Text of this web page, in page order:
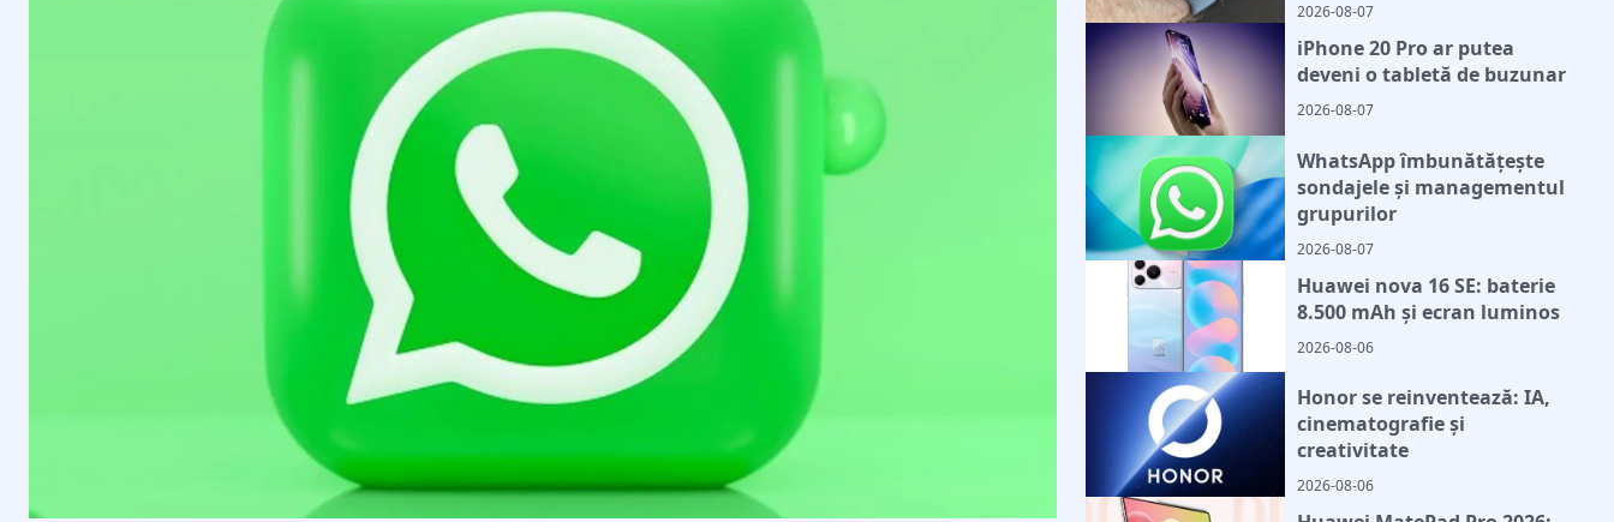
2026-08-07
iPhone 20 Pro ar putea
deveni o tabletă de buzunar
2026-08-07
WhatsApp îmbunătățește
sondajele și managementul
grupurilor
2026-08-07
Huawei nova 16 SE: baterie
8.500 mAh și ecran luminos
2026-08-06
Honor se reinventează: IA,
cinematografie și
creativitate
2026-08-06